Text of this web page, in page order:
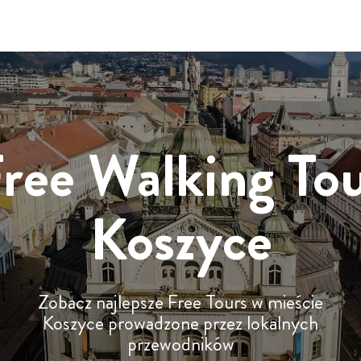
Walking
Koszyce
Zobacz najlepsze Free Tours w mieście
Koszyce prowadzone przez lokalnych
przewodników